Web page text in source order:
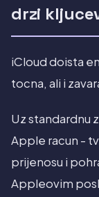
drzi
iCloud doista
tocna, ali i
Uz standardnu
Apple racun -
prijenosu i
Appleovim